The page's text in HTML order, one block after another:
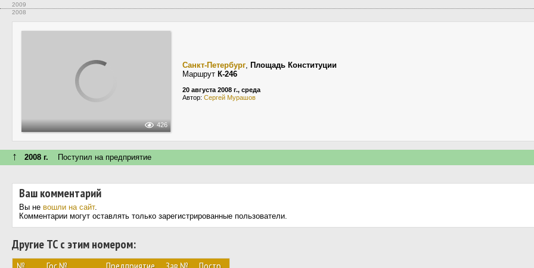
2009
2008
426
Санкт-Петербург, Площадь Конституции
Маршрут К-246
20 августа 2008 г., среда
Автор: Сергей Мурашов
↑ 2008 г. Поступил на предприятие
Ваш комментарий
Вы не вошли на сайт.
Комментарии могут оставлять только зарегистрированные пользователи.
Другие ТС с этим номером: